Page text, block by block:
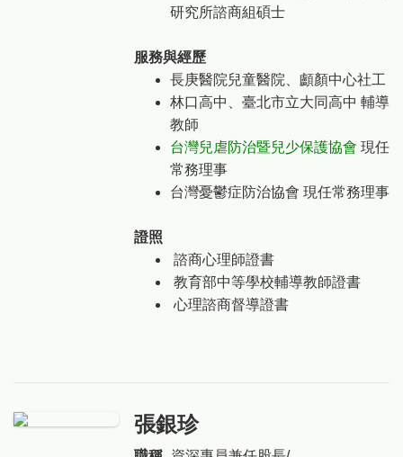
研究所諮商組碩士
服務與經歷
長庚醫院兒童醫院、顱顏中心社工
林口高中、臺北市立大同高中 輔導
教師
台灣兒虐防治暨兒少保護協會 現任
常務理事
台灣憂鬱症防治協會 現任常務理事
證照
諮商心理師證書
教育部中等學校輔導教師證書
心理諮商督導證書
張銀珍